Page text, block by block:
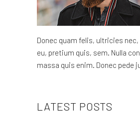
Donec quam felis, ultricies
eu, pretium quis, sem. Nulla
massa quis enim. Donec pede
LATEST POSTS